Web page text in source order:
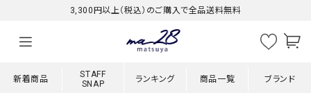
3,300円以上（税込）のご購入で全品送料無料
新着商品
STAFF
SNAP
ランキング 商品一覧 ブランド